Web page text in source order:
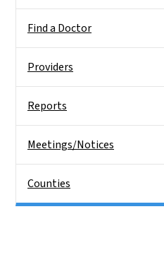
Find a Doctor
Providers
Reports
Meetings/Notices
Counties